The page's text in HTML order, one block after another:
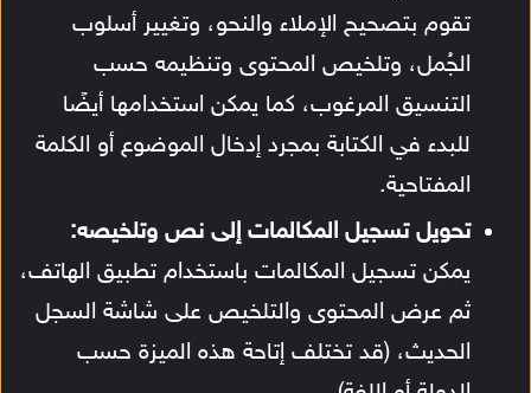
تقوم بتصحيح الإملاء والنحو، وتغيير أسلوب
الجُمل، وتلخيص المحتوى وتنظيمه حسب
التنسيق المرغوب، كما يمكن استخدامها أيضًا
للبدء في الكتابة بمجرد إدخال الموضوع أو الكلمة
المفتاحية.
تحويل تسجيل المكالمات إلى نص وتلخيصه:
يمكن تسجيل المكالمات باستخدام تطبيق الهاتف،
ثم عرض المحتوى والتلخيص على شاشة السجل
الحديث، (قد تختلف إتاحة هذه الميزة حسب